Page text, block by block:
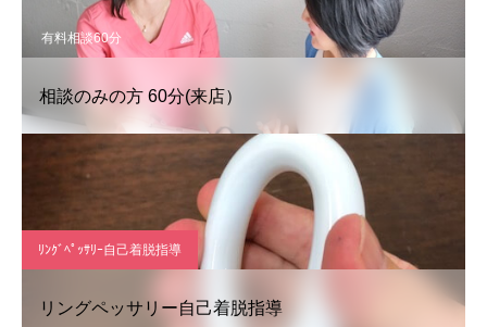
有料相談60分
相談のみの方 60分(来店）
ﾘﾝｸﾞﾍﾟｯｻﾘｰ自己着脱指導
リングペッサリー自己着脱指導